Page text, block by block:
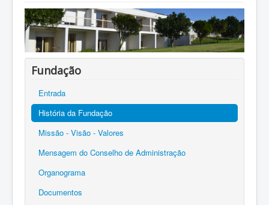
Fundação
Entrada
História da Fundação
Missão - Visão - Valores
Mensagem do Conselho de Administração
Organograma
Documentos